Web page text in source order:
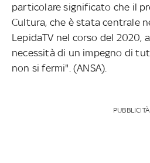
particolare significato che il
Cultura, che è stata centrale
LepidaTV nel corso del 2020,
necessità di un impegno di
non si fermi". (ANSA).
PUBBLICITÀ